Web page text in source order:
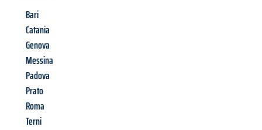
Bari
Catania
Genova
Messina
Padova
Prato
Roma
Terni